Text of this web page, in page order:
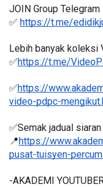
JOIN Group Telegram
✅ https://t.me/
Lebih banyak koleksi
✅https://t.me/
✅https://
video-pdpc-
✅Semak jadual
📍https://
pusat-tuisyen-
-AKADEMI